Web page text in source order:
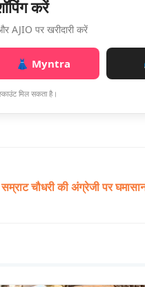
करें
पर खरीदारी करें
👗 Myntra
मिल सकता है।
सम्राट चौधरी की अंग्रेजी पर